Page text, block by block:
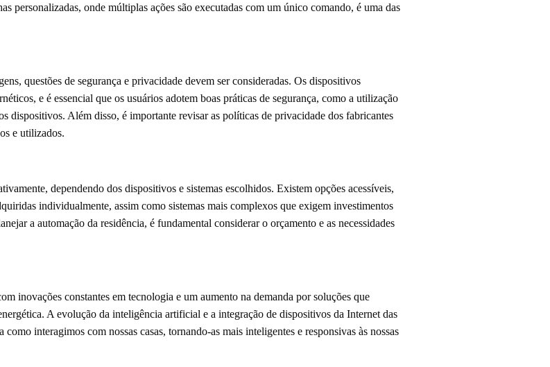
personalizadas, onde múltiplas ações são executadas com um único comando, é uma das
questões de segurança e privacidade devem ser consideradas. Os dispositivos
e é essencial que os usuários adotem boas práticas de segurança, como a utilização
dispositivos. Além disso, é importante revisar as políticas de privacidade dos fabricantes
e utilizados.
dependendo dos dispositivos e sistemas escolhidos. Existem opções acessíveis,
individualmente, assim como sistemas mais complexos que exigem investimentos
a automação da residência, é fundamental considerar o orçamento e as necessidades
inovações constantes em tecnologia e um aumento na demanda por soluções que
A evolução da inteligência artificial e a integração de dispositivos da Internet das
interagimos com nossas casas, tornando-as mais inteligentes e responsivas às nossas